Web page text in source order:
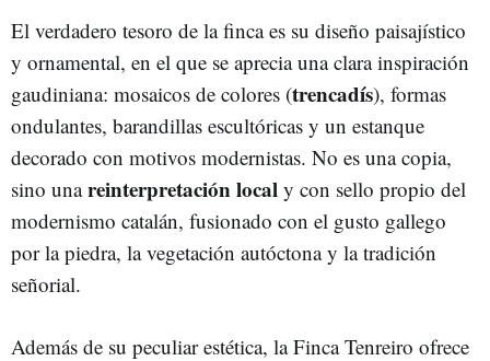
El verdadero tesoro de la finca es su diseño paisajístico
y ornamental, en el que se aprecia una clara inspiración
gaudiniana: mosaicos de colores (trencadís), formas
ondulantes, barandillas escultóricas y un estanque
decorado con motivos modernistas. No es una copia,
sino unareinterpretación local y con sello propio del
modernismo catalán, fusionado con el gusto gallego
por la piedra, la vegetación autóctona y la tradición
señorial.
Además de su peculiar estética, la Finca Tenreiro ofrece